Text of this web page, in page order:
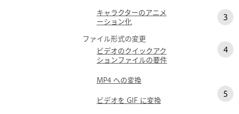
キャラクターのアニメ
ーション化
ファイル形式の変更
ビデオのクイックアク
ションファイルの要件
MP4 への変換
ビデオを GIF に変換